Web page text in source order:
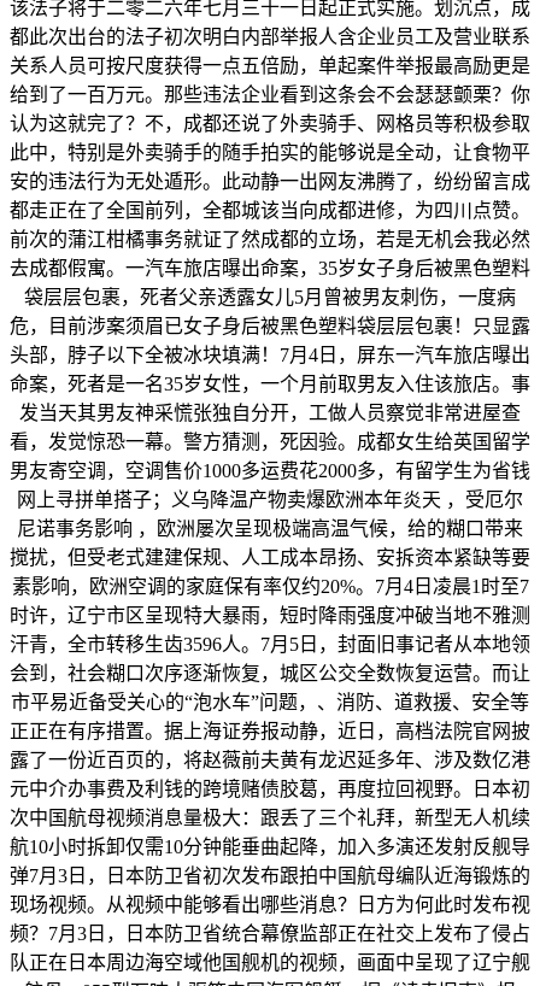
该法子将于二零二六年七月三十一日起正式实施。划沉点，成
都此次出台的法子初次明白内部举报人含企业员工及营业联系
关系人员可按尺度获得一点五倍励，单起案件举报最高励更是
给到了一百万元。那些违法企业看到这条会不会瑟瑟颤栗？你
认为这就完了？不，成都还说了外卖骑手、网格员等积极参取
此中，特别是外卖骑手的随手拍实的能够说是全动，让食物平
安的违法行为无处遁形。此动静一出网友沸腾了，纷纷留言成
都走正在了全国前列，全都城该当向成都进修，为四川点赞。
前次的蒲江柑橘事务就证了然成都的立场，若是无机会我必然
去成都假寓。一汽车旅店曝出命案，35岁女子身后被黑色塑料
袋层层包裹，死者父亲透露女儿5月曾被男友刺伤，一度病
危，目前涉案须眉已女子身后被黑色塑料袋层层包裹！只显露
头部，脖子以下全被冰块填满！7月4日，屏东一汽车旅店曝出
命案，死者是一名35岁女性，一个月前取男友入住该旅店。事
发当天其男友神采慌张独自分开，工做人员察觉非常进屋查
看，发觉惊恐一幕。警方猜测，死因验。成都女生给英国留学
男友寄空调，空调售价1000多运费花2000多，有留学生为省钱
网上寻拼单搭子；义乌降温产物卖爆欧洲本年炎天 ，受厄尔
尼诺事务影响 ，欧洲屡次呈现极端高温气候，给的糊口带来
搅扰，但受老式建建保规、人工成本昂扬、安拆资本紧缺等要
素影响，欧洲空调的家庭保有率仅约20%。7月4日凌晨1时至7
时许，辽宁市区呈现特大暴雨，短时降雨强度冲破当地不雅测
汗青，全市转移生齿3596人。7月5日，封面旧事记者从本地领
会到，社会糊口次序逐渐恢复，城区公交全数恢复运营。而让
市平易近备受关心的“泡水车”问题，、消防、道救援、安全等
正正在有序措置。据上海证券报动静，近日，高档法院官网披
露了一份近百页的，将赵薇前夫黄有龙迟延多年、涉及数亿港
元中介办事费及利钱的跨境赌债胶葛，再度拉回视野。日本初
次中国航母视频消息量极大：跟丢了三个礼拜，新型无人机续
航10小时拆卸仅需10分钟能垂曲起降，加入多演还发射反舰导
弹7月3日，日本防卫省初次发布跟拍中国航母编队近海锻炼的
现场视频。从视频中能够看出哪些消息？日方为何此时发布视
频？7月3日，日本防卫省统合幕僚监部正在社交上发布了侵占
队正在日本周边海空域他国舰机的视频，画面中呈现了辽宁舰